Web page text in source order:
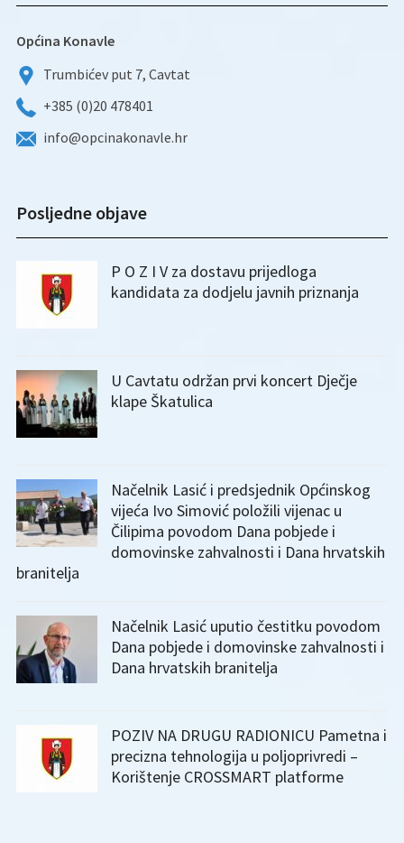
Općina Konavle
Trumbićev put 7, Cavtat
+385 (0)20 478401
info@opcinakonavle.hr
Posljedne objave
P O Z I V za dostavu prijedloga
kandidata za dodjelu javnih priznanja
U Cavtatu održan prvi koncert Dječje
klape Škatulica
Načelnik Lasić i predsjednik Općinskog
vijeća Ivo Simović položili vijenac u
Čilipima povodom Dana pobjede i
domovinske zahvalnosti i Dana hrvatskih
branitelja
Načelnik Lasić uputio čestitku povodom
Dana pobjede i domovinske zahvalnosti i
Dana hrvatskih branitelja
POZIV NA DRUGU RADIONICU Pametna i
precizna tehnologija u poljoprivredi –
Korištenje CROSSMART platforme